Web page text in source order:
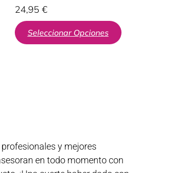
24,95 €
Seleccionar Opciones
y mejores
en todo momento con